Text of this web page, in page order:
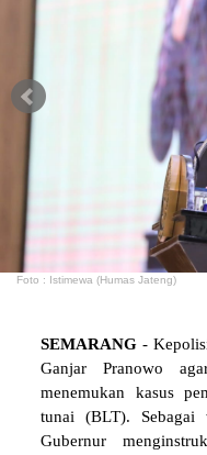
Foto : Istimewa (Humas Jateng)
SEMARANG -
Ganjar Pranowo
menemukan kasus
tunai (BLT). Sebagai
Gubernur